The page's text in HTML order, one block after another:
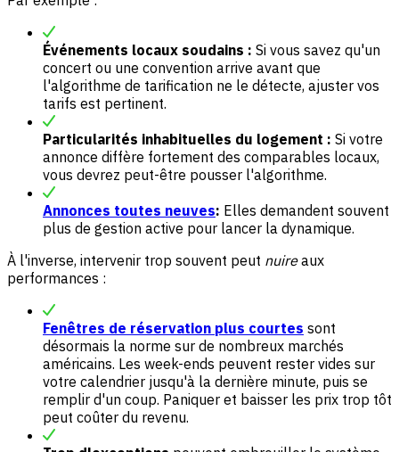
Événements locaux soudains : Si vous savez qu'un
concert ou une convention arrive avant que
l'algorithme de tarification ne le détecte, ajuster vos
tarifs est pertinent.
Particularités inhabituelles du logement : Si votre
annonce diffère fortement des comparables locaux,
vous devrez peut-être pousser l'algorithme.
Annonces toutes neuves: Elles demandent souvent
plus de gestion active pour lancer la dynamique.
À l'inverse, intervenir trop souvent peut nuireaux
performances :
Fenêtres de réservation plus courtes sont
désormais la norme sur de nombreux marchés
américains. Les week-ends peuvent rester vides sur
votre calendrier jusqu'à la dernière minute, puis se
remplir d'un coup. Paniquer et baisser les prix trop tôt
peut coûter du revenu.